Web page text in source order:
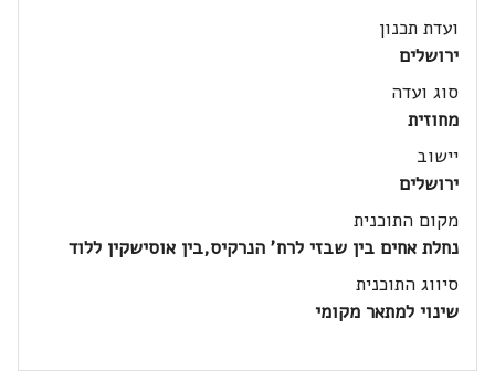
ועדת תכנון
ירושלים
סוג ועדה
מחוזית
יישוב
ירושלים
מקום התוכנית
נחלת אחים בין שבזי לרח' הנרקיס,בין אוסישקין ללוד
סיווג התוכנית
שינוי למתאר מקומי